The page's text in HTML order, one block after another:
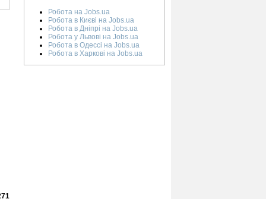
Робота на Jobs.ua
Робота в Києві на Jobs.ua
Робота в Дніпрі на Jobs.ua
Робота у Львові на Jobs.ua
Робота в Одессі на Jobs.ua
Робота в Харкові на Jobs.ua